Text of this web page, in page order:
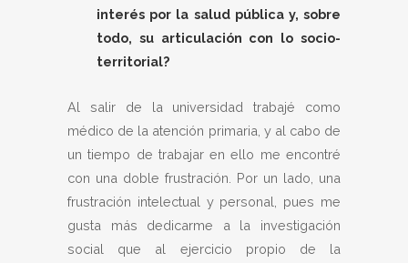
interés por la salud pública y, sobre
todo, su articulación con lo socio-
territorial?
Al salir de la universidad trabajé como
médico de la atención primaria, y al cabo de
un tiempo de trabajar en ello me encontré
con una doble frustración. Por un lado, una
frustración intelectual y personal, pues me
gusta más dedicarme a la investigación
social que al ejercicio propio de la